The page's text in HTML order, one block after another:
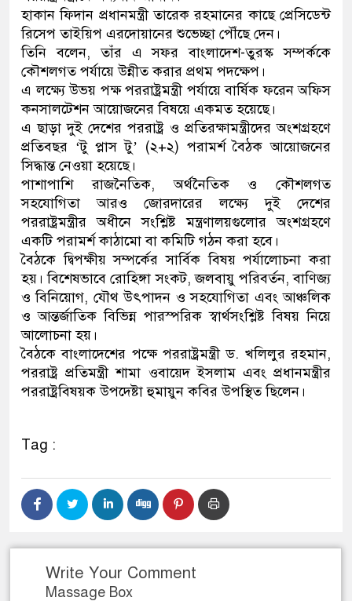
হাকান ফিদান প্রধানমন্ত্রী তারেক রহমানের কাছে প্রেসিডেন্ট
রিসেপ তাইয়িপ এরদোয়ানের শুভেচ্ছা পৌঁছে দেন।
তিনি বলেন, তাঁর এ সফর বাংলাদেশ-তুরস্ক সম্পর্ককে
কৌশলগত পর্যায়ে উন্নীত করার প্রথম পদক্ষেপ।
এ লক্ষ্যে উভয় পক্ষ পররাষ্ট্রমন্ত্রী পর্যায়ে বার্ষিক ফরেন অফিস
কনসালটেশন আয়োজনের বিষয়ে একমত হয়েছে।
এ ছাড়া দুই দেশের পররাষ্ট্র ও প্রতিরক্ষামন্ত্রীদের অংশগ্রহণে
প্রতিবছর ‘টু প্লাস টু’ (২+২) পরামর্শ বৈঠক আয়োজনের
সিদ্ধান্ত নেওয়া হয়েছে।
পাশাপাশি রাজনৈতিক, অর্থনৈতিক ও কৌশলগত
সহযোগিতা আরও জোরদারের লক্ষ্যে দুই দেশের
পররাষ্ট্রমন্ত্রীর অধীনে সংশ্লিষ্ট মন্ত্রণালয়গুলোর অংশগ্রহণে
একটি পরামর্শ কাঠামো বা কমিটি গঠন করা হবে।
বৈঠকে দ্বিপক্ষীয় সম্পর্কের সার্বিক বিষয় পর্যালোচনা করা
হয়। বিশেষভাবে রোহিঙ্গা সংকট, জলবায়ু পরিবর্তন, বাণিজ্য
ও বিনিয়োগ, যৌথ উৎপাদন ও সহযোগিতা এবং আঞ্চলিক
ও আন্তর্জাতিক বিভিন্ন পারস্পরিক স্বার্থসংশ্লিষ্ট বিষয় নিয়ে
আলোচনা হয়।
বৈঠকে বাংলাদেশের পক্ষে পররাষ্ট্রমন্ত্রী ড. খলিলুর রহমান,
পররাষ্ট্র প্রতিমন্ত্রী শামা ওবায়েদ ইসলাম এবং প্রধানমন্ত্রীর
পররাষ্ট্রবিষয়ক উপদেষ্টা হুমায়ুন কবির উপস্থিত ছিলেন।
Tag :
Write Your Comment
Massage Box